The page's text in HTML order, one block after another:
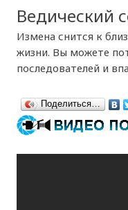
Ведический
Измена снится к
жизни. Вы можете
последователей и
Поделиться…